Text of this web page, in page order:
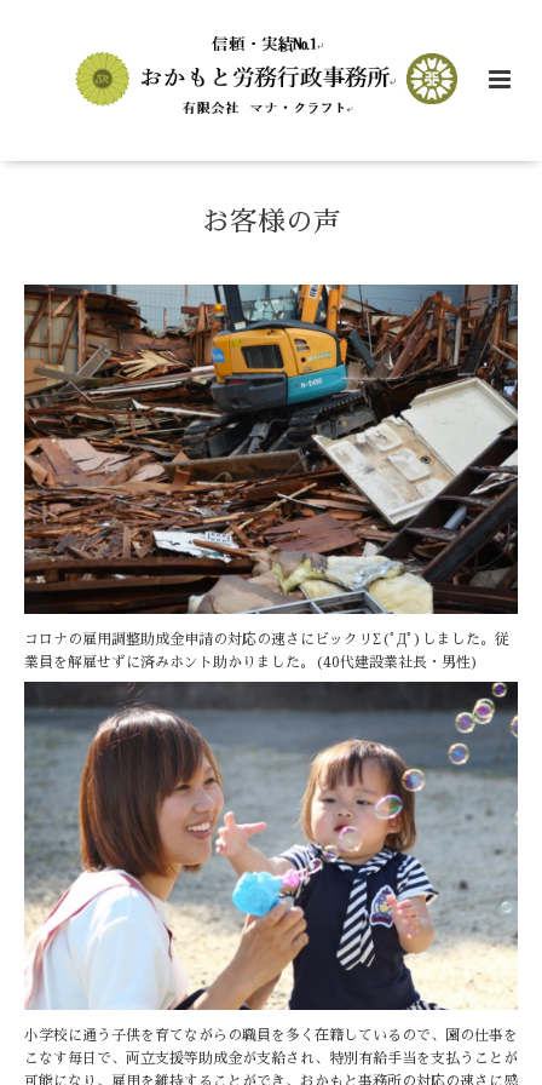
お客様の声
コロナの雇用調整助成金申請の対応の速さにビックリΣ(ﾟДﾟ)しました。従
業員を解雇せずに済みホント助かりました。(40代建設業社長・男性)
小学校に通う子供を育てながらの職員を多く在籍しているので、園の仕事を
こなす毎日で、両立支援等助成金が支給され、特別有給手当を支払うことが
可能になり、雇用を維持することができ、おかもと事務所の対応の速さに感